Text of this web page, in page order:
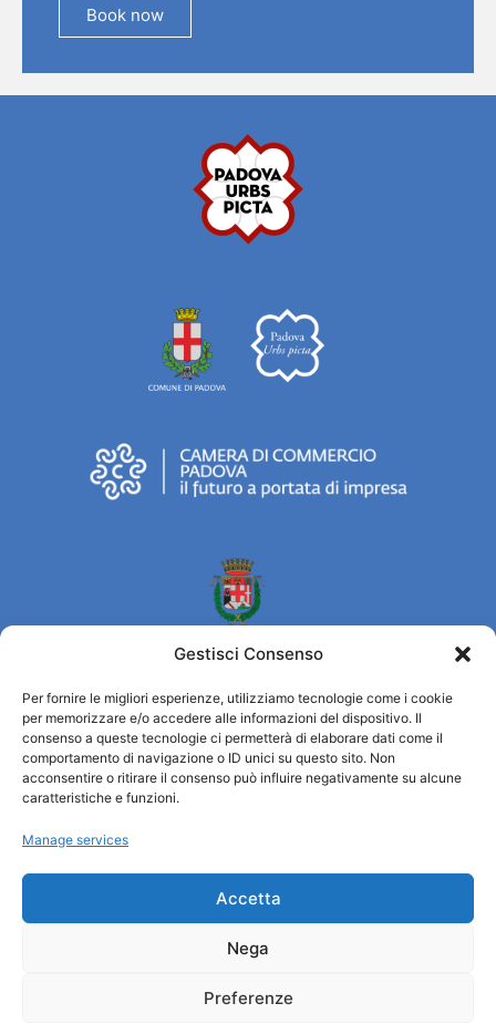
Gestisci Consenso
Per fornire le migliori esperienze, utilizziamo tecnologie come i cookie
per memorizzare e/o accedere alle informazioni del dispositivo. Il
consenso a queste tecnologie ci permetterà di elaborare dati come il
comportamento di navigazione o ID unici su questo sito. Non
acconsentire o ritirare il consenso può influire negativamente su alcune
caratteristiche e funzioni.
Manage services
Accetta
Nega
Preferenze
Book now
Turismo Padova
Who we are
Privacy policy